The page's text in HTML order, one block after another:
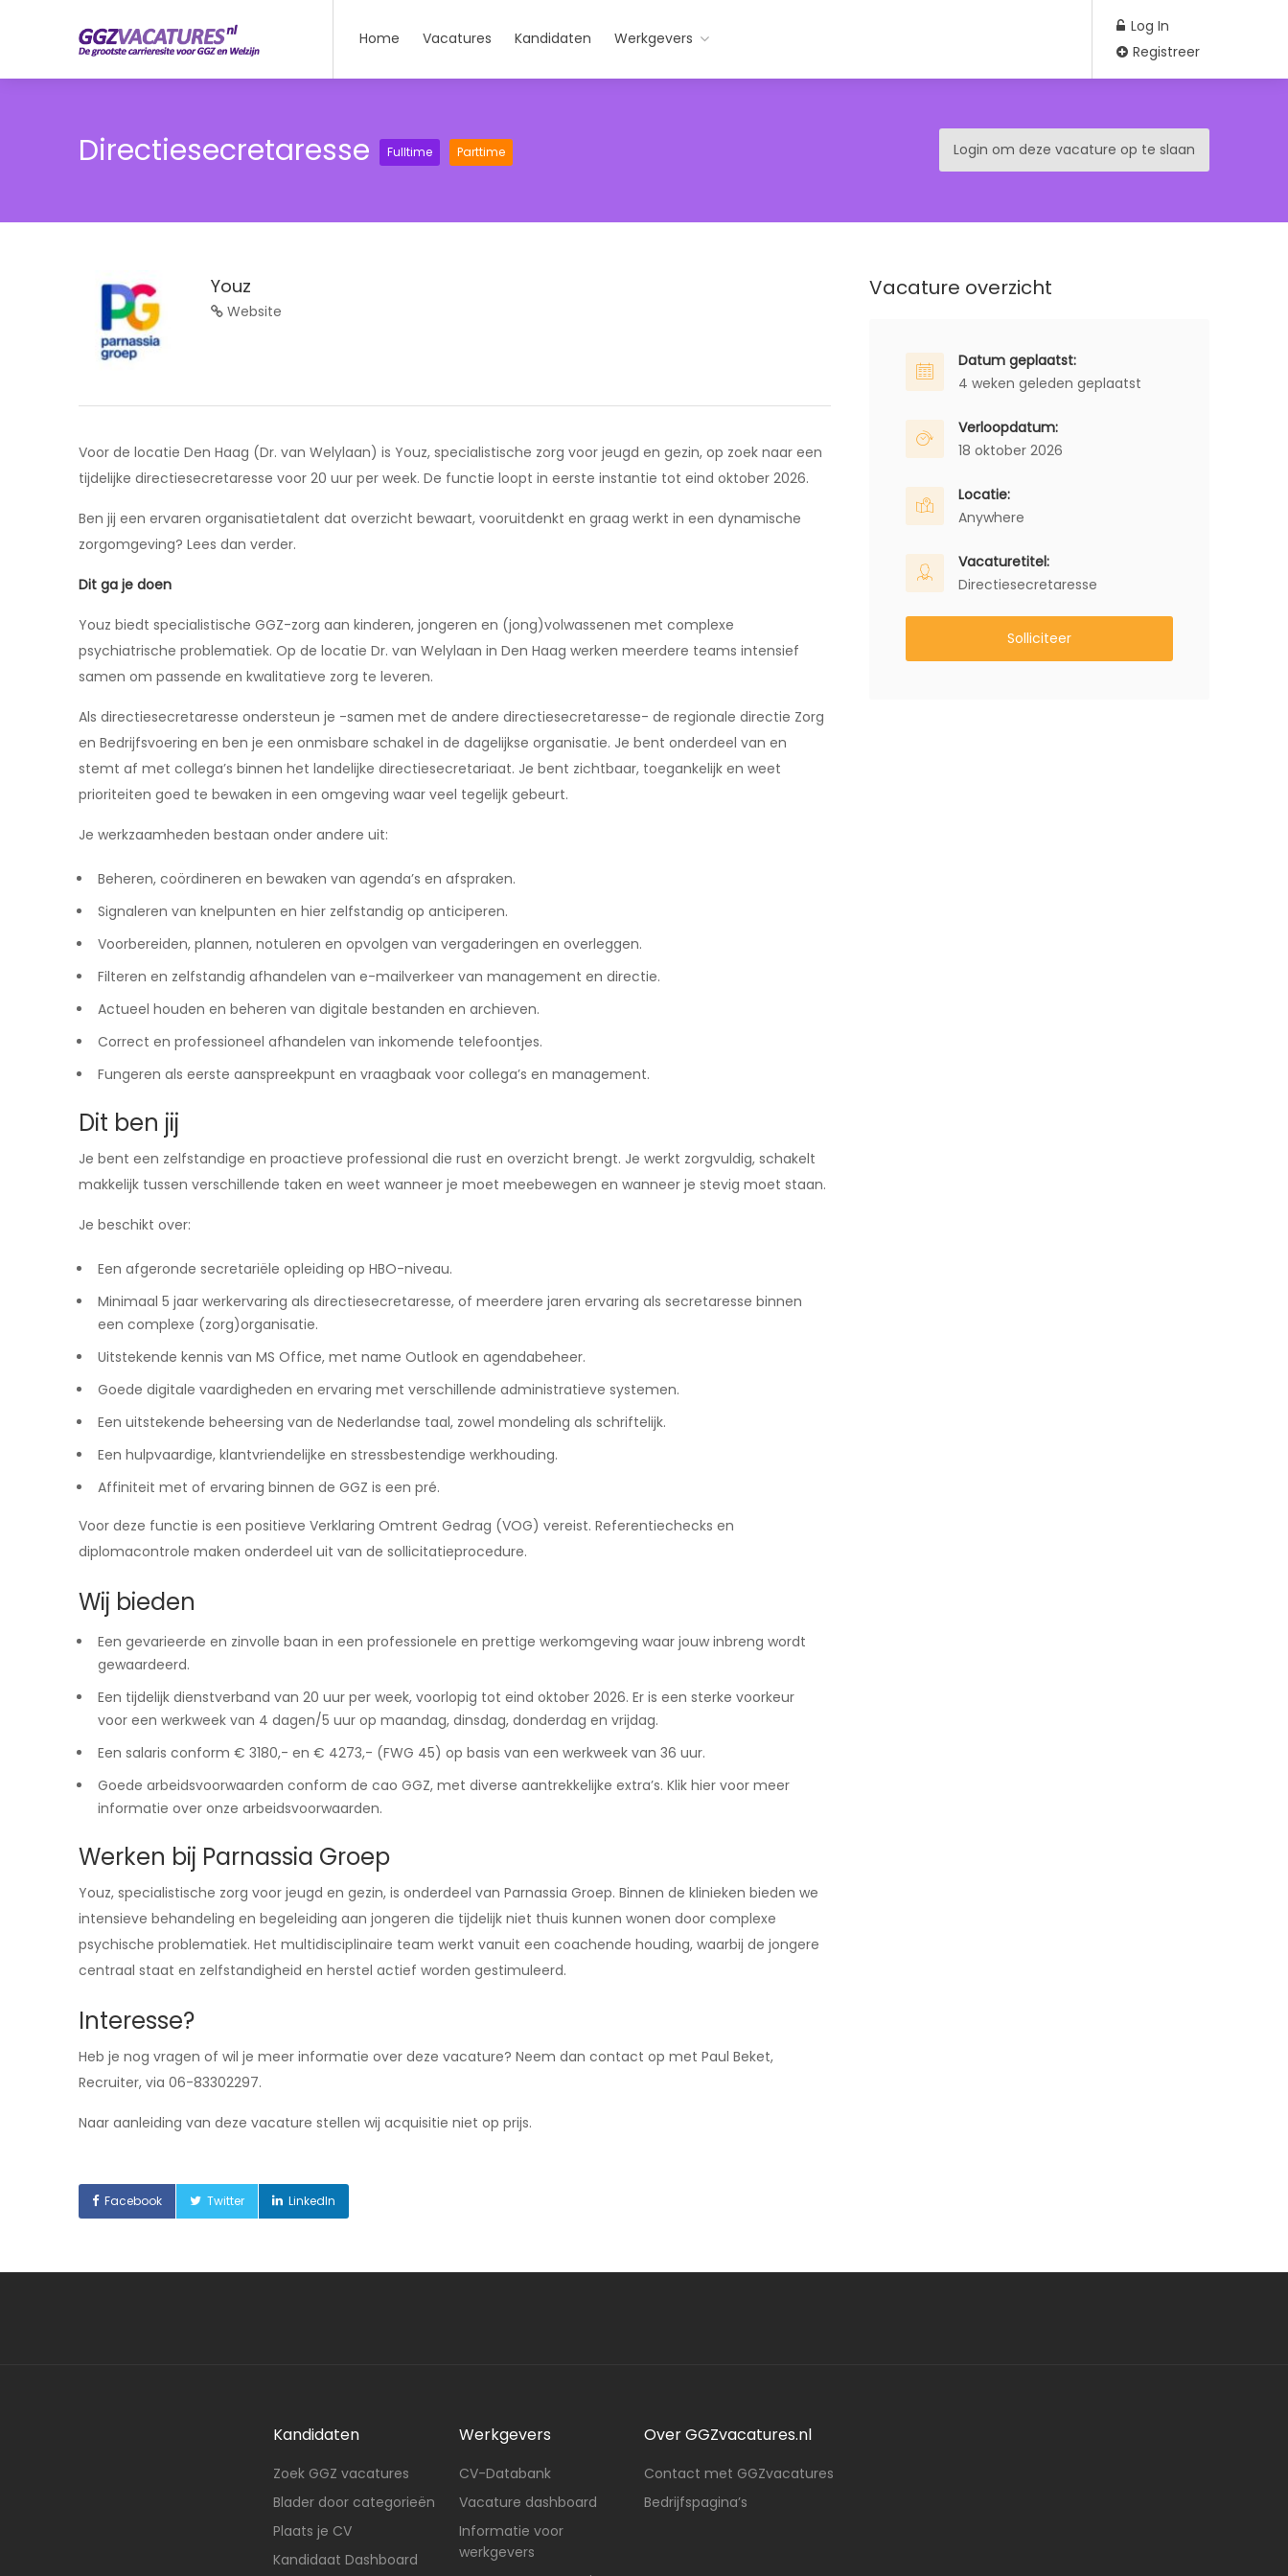
Home Vacatures Kandidaten Werkgevers
Log In
Registreer
Directiesecretaresse Fulltime Parttime Login om deze vacature op te slaan
Youz
Website
Voor de locatie Den Haag (Dr. van Welylaan) is Youz, specialistische zorg voor jeugd en gezin, op zoek naar een
tijdelijke directiesecretaresse voor 20 uur per week. De functie loopt in eerste instantie tot eind oktober 2026.
Ben jij een ervaren organisatietalent dat overzicht bewaart, vooruitdenkt en graag werkt in een dynamische
zorgomgeving? Lees dan verder.
Dit ga je doen
Youz biedt specialistische GGZ-zorg aan kinderen, jongeren en (jong)volwassenen met complexe
psychiatrische problematiek. Op de locatie Dr. van Welylaan in Den Haag werken meerdere teams intensief
samen om passende en kwalitatieve zorg te leveren.
Als directiesecretaresse ondersteun je -samen met de andere directiesecretaresse- de regionale directie Zorg
en Bedrijfsvoering en ben je een onmisbare schakel in de dagelijkse organisatie. Je bent onderdeel van en
stemt af met collega’s binnen het landelijke directiesecretariaat. Je bent zichtbaar, toegankelijk en weet
prioriteiten goed te bewaken in een omgeving waar veel tegelijk gebeurt.
Je werkzaamheden bestaan onder andere uit:
Beheren, coördineren en bewaken van agenda’s en afspraken.
Signaleren van knelpunten en hier zelfstandig op anticiperen.
Voorbereiden, plannen, notuleren en opvolgen van vergaderingen en overleggen.
Filteren en zelfstandig afhandelen van e-mailverkeer van management en directie.
Actueel houden en beheren van digitale bestanden en archieven.
Correct en professioneel afhandelen van inkomende telefoontjes.
Fungeren als eerste aanspreekpunt en vraagbaak voor collega’s en management.
Dit ben jij
Je bent een zelfstandige en proactieve professional die rust en overzicht brengt. Je werkt zorgvuldig, schakelt
makkelijk tussen verschillende taken en weet wanneer je moet meebewegen en wanneer je stevig moet staan.
Je beschikt over:
Een afgeronde secretariële opleiding op HBO-niveau.
Minimaal 5 jaar werkervaring als directiesecretaresse, of meerdere jaren ervaring als secretaresse binnen
een complexe (zorg)organisatie.
Uitstekende kennis van MS Office, met name Outlook en agendabeheer.
Goede digitale vaardigheden en ervaring met verschillende administratieve systemen.
Een uitstekende beheersing van de Nederlandse taal, zowel mondeling als schriftelijk.
Een hulpvaardige, klantvriendelijke en stressbestendige werkhouding.
Affiniteit met of ervaring binnen de GGZ is een pré.
Voor deze functie is een positieve Verklaring Omtrent Gedrag (VOG) vereist. Referentiechecks en
diplomacontrole maken onderdeel uit van de sollicitatieprocedure.
Wij bieden
Een gevarieerde en zinvolle baan in een professionele en prettige werkomgeving waar jouw inbreng wordt
gewaardeerd.
Een tijdelijk dienstverband van 20 uur per week, voorlopig tot eind oktober 2026. Er is een sterke voorkeur
voor een werkweek van 4 dagen/5 uur op maandag, dinsdag, donderdag en vrijdag.
Een salaris conform € 3180,- en € 4273,- (FWG 45) op basis van een werkweek van 36 uur.
Goede arbeidsvoorwaarden conform de cao GGZ, met diverse aantrekkelijke extra’s. Klik hier voor meer
informatie over onze arbeidsvoorwaarden.
Werken bij Parnassia Groep
Youz, specialistische zorg voor jeugd en gezin, is onderdeel van Parnassia Groep. Binnen de klinieken bieden we
intensieve behandeling en begeleiding aan jongeren die tijdelijk niet thuis kunnen wonen door complexe
psychische problematiek. Het multidisciplinaire team werkt vanuit een coachende houding, waarbij de jongere
centraal staat en zelfstandigheid en herstel actief worden gestimuleerd.
Interesse?
Heb je nog vragen of wil je meer informatie over deze vacature? Neem dan contact op met Paul Beket,
Recruiter, via 06-83302297.
Naar aanleiding van deze vacature stellen wij acquisitie niet op prijs.
Facebook Twitter LinkedIn
Vacature overzicht
Datum geplaatst:
4 weken geleden geplaatst
Verloopdatum:
18 oktober 2026
Locatie:
Anywhere
Vacaturetitel:
Directiesecretaresse
Solliciteer
Kandidaten
Zoek GGZ vacatures
Blader door categorieën
Plaats je CV
Kandidaat Dashboard
Werkgevers
CV-Databank
Vacature dashboard
Informatie voor
werkgevers
Over GGZvacatures.nl
Contact met GGZvacatures
Bedrijfspagina’s